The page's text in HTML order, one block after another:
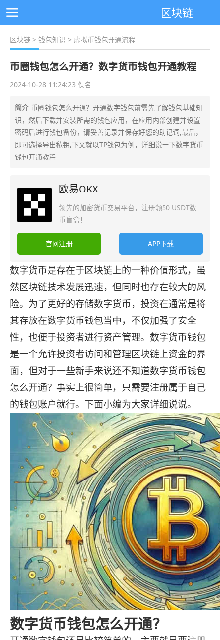
区块链
区块链 > 钱包知识 > 虚拟币钱包开通流程
币圈钱包怎么开通？数字货币钱包开通教程
2024-10-28 11:24:23 佚名
简介 币圈钱包怎么开通？开通数字钱包前需先了解钱包基础知
识，然后下载并安装所需的钱包应用，在应用内部创建并设置
密码后进行钱包备份，请妥善记录并保存好您的助记词,最后，
即可选择导出私钥,下文就以TP钱包为例，详细说一下数字货币
钱包开通教程
欧易OKX
领先的加密货币交易平台，注册领50 USDT数
币盲盒！
官网注册 APP下载
数字货币是存在于区块链上的一种价值形式，虽
然区块链技术发展迅速，但同时也存在较大的风
险。为了更好的存储数字货币，投资在通常是将
其存放在数字货币钱包当中，不仅加强了安全
性，也便于投资者进行资产管理。数字货币钱包
是一个允许投资者访问和管理区块链上资金的界
面，但对于一些新手来说还不知道数字货币钱包
怎么开通？事实上很简单，只需要注册属于自己
的钱包账户就行。下面小编为大家详细说说。
数字货币钱包怎么开通？